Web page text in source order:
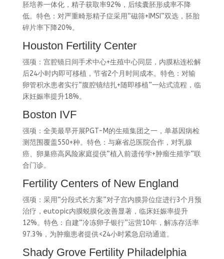
胚培养一体化，精子获取率92%，后续囊胚形成率不降
低。特色：对严重畸形精子症采用“磁筛+IMSI”双选，胚胎
碎片率下降20%。
Houston Fertility Center
强项：宫腔镜日间手术中心+生殖中心同层，内膜粘连松解
后24小时内即可移植，节省2个月时间成本。特色：对输
卵管积水患者实行“腹腔镜结扎+随即移植”一站式流程，临
床妊娠率提升18%。
Boston IVF
强项：全美最早开展PGT-M的生殖集团之一，单基因病检
测范围覆盖550+种。特色：与麻省总医院合作，对乳腺
癌、卵巢癌高风险家庭提供“植入前遗传学+肿瘤生殖学”联
合门诊。
Fertility Centers of New England
强项：采用“分段式长方案”对子宫内膜异位症进行3个月预
治疗，eutopic内膜蜕膜化改善显著，临床妊娠率提升
12%。特色：自建“冷冻卵子银行”运营10年，解冻存活率
97.3%，为肿瘤患者提供<24小时紧急启动通道。
Shady Grove Fertility Philadelphia